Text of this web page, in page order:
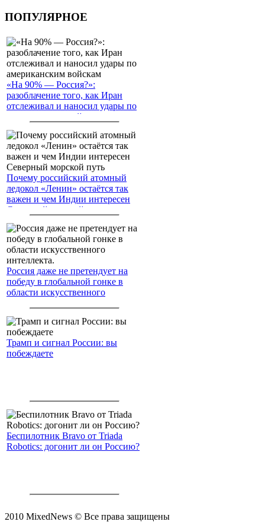
ПОПУЛЯРНОЕ
«На 90% — Россия?»:
разоблачение того, как Иран
отслеживал и наносил удары по
американским войскам
Почему российский атомный
ледокол «Ленин» остаётся так
важен и чем Индии интересен
Северный морской путь
Россия даже не претендует на
победу в глобальной гонке в
области искусственного
Трамп и сигнал России: вы
побеждаете
Беспилотник Bravo от Triada
Robotics: догонит ли он Россию?
2010 MixedNews © Все права защищены